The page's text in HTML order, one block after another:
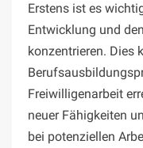
Erstens ist es
Entwicklung und
konzentrieren. Dies
Freiwilligenarbeit
neuer Fähigkeiten
bei potenziellen